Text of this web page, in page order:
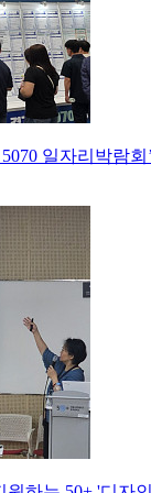
일자리박람회’